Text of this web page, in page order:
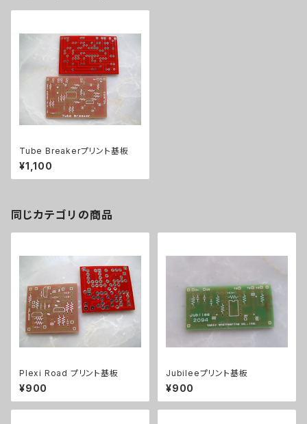
Tube Breakerプリント基板
¥1,100
同じカテゴリの商品
Plexi Road プリント基板
¥900
Jubileeプリント基板
¥900